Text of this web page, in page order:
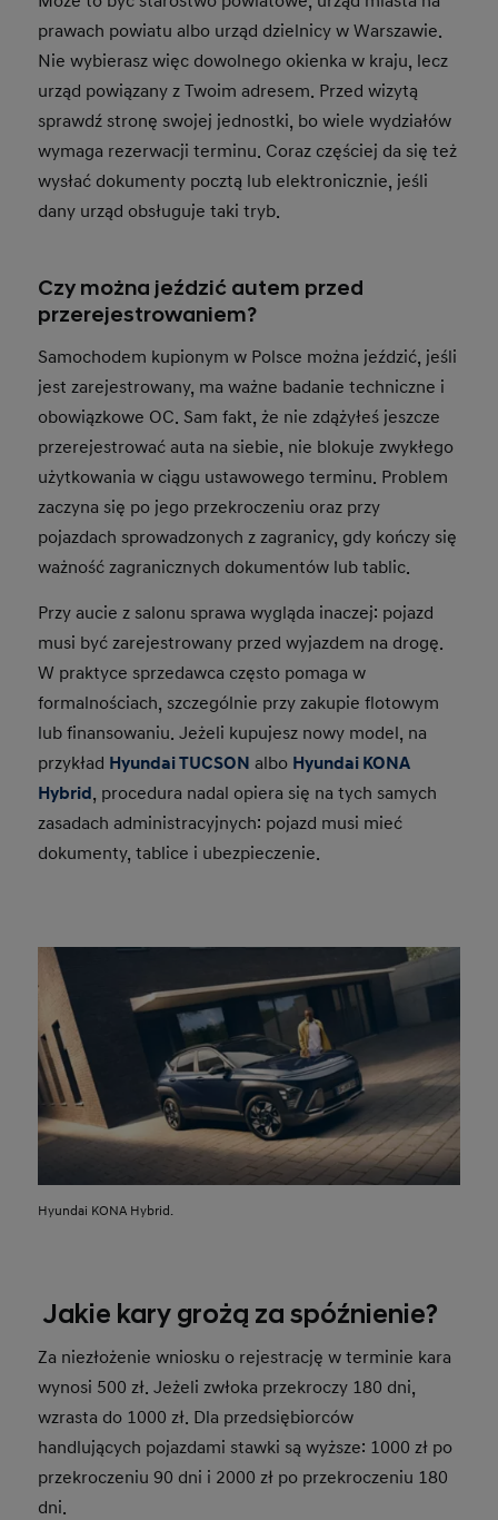
prawach powiatu albo urząd dzielnicy w Warszawie.
Nie wybierasz więc dowolnego okienka w kraju, lecz
urząd powiązany z Twoim adresem. Przed wizytą
sprawdź stronę swojej jednostki, bo wiele wydziałów
wymaga rezerwacji terminu. Coraz częściej da się też
wysłać dokumenty pocztą lub elektronicznie, jeśli
dany urząd obsługuje taki tryb.
Czy można jeździć autem przed
przerejestrowaniem?
Samochodem kupionym w Polsce można jeździć, jeśli
jest zarejestrowany, ma ważne badanie techniczne i
obowiązkowe OC. Sam fakt, że nie zdążyłeś jeszcze
przerejestrować auta na siebie, nie blokuje zwykłego
użytkowania w ciągu ustawowego terminu. Problem
zaczyna się po jego przekroczeniu oraz przy
pojazdach sprowadzonych z zagranicy, gdy kończy się
ważność zagranicznych dokumentów lub tablic.
Przy aucie z salonu sprawa wygląda inaczej: pojazd
musi być zarejestrowany przed wyjazdem na drogę.
W praktyce sprzedawca często pomaga w
formalnościach, szczególnie przy zakupie flotowym
lub finansowaniu. Jeżeli kupujesz nowy model, na
przykład Hyundai TUCSON albo Hyundai KONA
Hybrid, procedura nadal opiera się na tych samych
zasadach administracyjnych: pojazd musi mieć
dokumenty, tablice i ubezpieczenie.
Hyundai KONA Hybrid.
Jakie kary grożą za spóźnienie?
Za niezłożenie wniosku o rejestrację w terminie kara
wynosi 500 zł. Jeżeli zwłoka przekroczy 180 dni,
wzrasta do 1000 zł. Dla przedsiębiorców
handlujących pojazdami stawki są wyższe: 1000 zł po
przekroczeniu 90 dni i 2000 zł po przekroczeniu 180
dni.